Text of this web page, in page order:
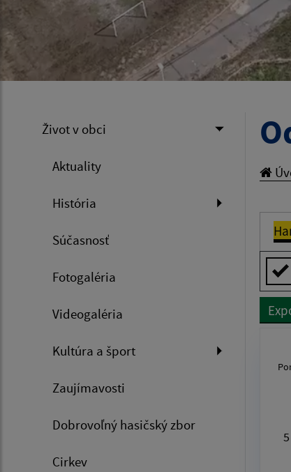
Život v obci
Aktuality
História
Súčasnosť
Fotogaléria
Videogaléria
Kultúra a šport
Zaujímavosti
Dobrovoľný hasičský zbor
Cirkev
5